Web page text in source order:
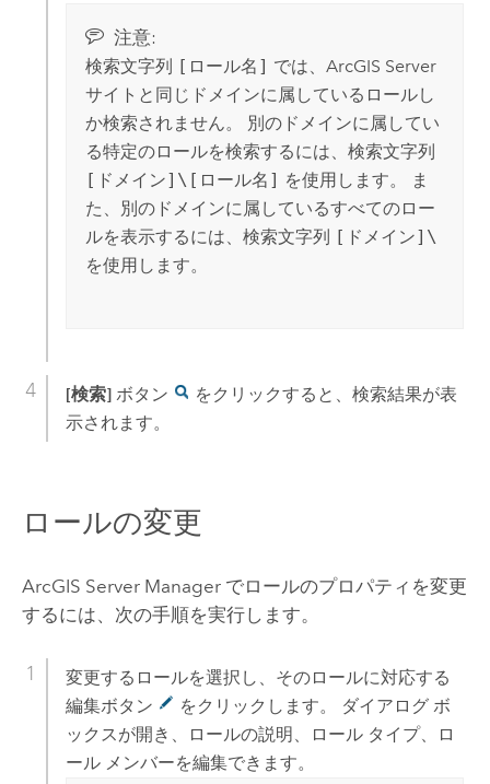
注意:
検索文字列 [ロール名] では、 ArcGIS Server
サイトと同じドメインに属しているロールし
か検索されません。 別のドメインに属してい
る特定のロールを検索するには、検索文字列
[ドメイン]\[ロール名] を使用します。 ま
た、別のドメインに属しているすべてのロー
ルを表示するには、検索文字列 [ドメイン]\
を使用します。
[検索]ボタン
をクリックすると、検索結果が表
示されます。
ロールの変更
ArcGIS ServerManager でロールのプロパティを変更
するには、次の手順を実行します。
変更するロールを選択し、そのロールに対応する
編集ボタン
をクリックします。 ダイアログ ボ
ックスが開き、ロールの説明、ロール タイプ、ロ
ール メンバーを編集できます。